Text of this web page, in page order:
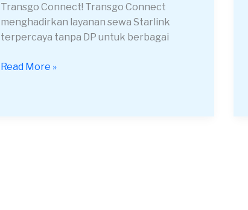
Transgo Connect! Transgo Connect
menghadirkan layanan sewa Starlink
terpercaya tanpa DP untuk berbagai
Amanah
Read More »